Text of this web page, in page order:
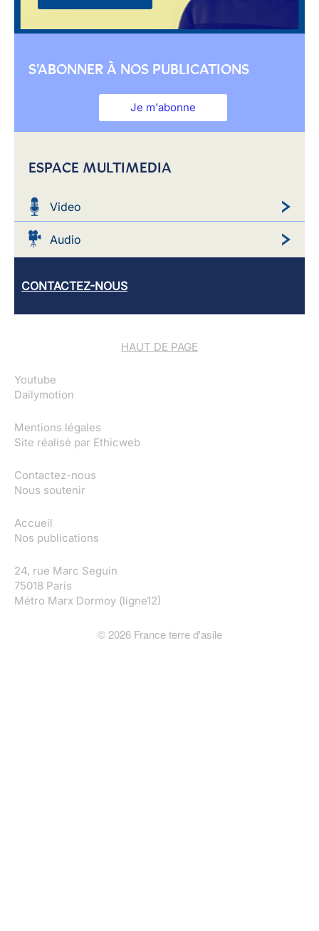
S'ABONNER À NOS PUBLICATIONS
Je m'abonne
ESPACE MULTIMEDIA
Video
Audio
CONTACTEZ-NOUS
HAUT DE PAGE
Youtube
Dailymotion
Mentions légales
Site réalisé par Ethicweb
Contactez-nous
Nous soutenir
Accueil
Nos publications
24, rue Marc Seguin
75018 Paris
Métro Marx Dormoy (ligne12)
© 2026France terre d'asile